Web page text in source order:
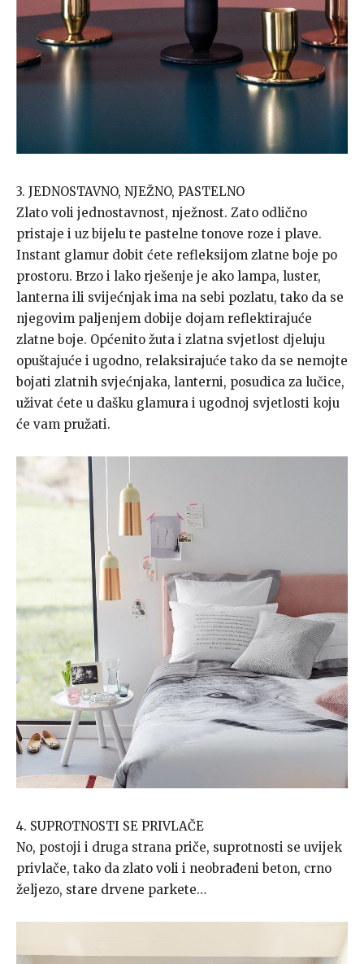
3. JEDNOSTAVNO, NJEŽNO, PASTELNO
Zlato voli jednostavnost, nježnost. Zato odlično
pristaje i uz bijelu te pastelne tonove roze i plave.
Instant glamur dobit ćete refleksijom zlatne boje po
prostoru. Brzo i lako rješenje je ako lampa, luster,
lanterna ili svijećnjak ima na sebi pozlatu, tako da se
njegovim paljenjem dobije dojam reflektirajuće
zlatne boje. Općenito žuta i zlatna svjetlost djeluju
opuštajuće i ugodno, relaksirajuće tako da se nemojte
bojati zlatnih svjećnjaka, lanterni, posudica za lučice,
uživat ćete u dašku glamura i ugodnoj svjetlosti koju
će vam pružati.
4. SUPROTNOSTI SE PRIVLAČE
No, postoji i druga strana priče, suprotnosti se uvijek
privlače, tako da zlato voli i neobrađeni beton, crno
željezo, stare drvene parkete…